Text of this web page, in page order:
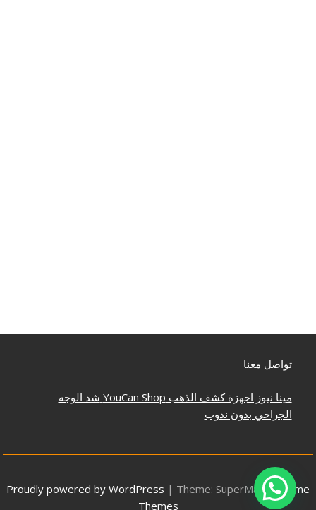
تواصل معنا
مينا نيوز اجهزة كشف الذهب YouCan Shop شد الوجه
الجراحي بدون ندوب
Proudly powered by WordPress | Theme: SuperMag by Acme
Themes